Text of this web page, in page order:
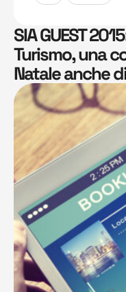
SIA GUEST
Turismo, una
Natale anche